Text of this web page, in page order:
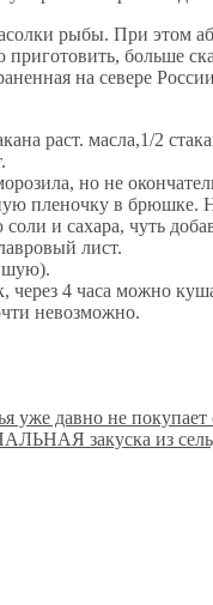
рыбы. При этом
больше
на севере
раст. масла,1/2
но не
пленочку в брюшке.
и сахара, чуть
лист.
через 4 часа можно
невозможно.
уже давно не
закуска из